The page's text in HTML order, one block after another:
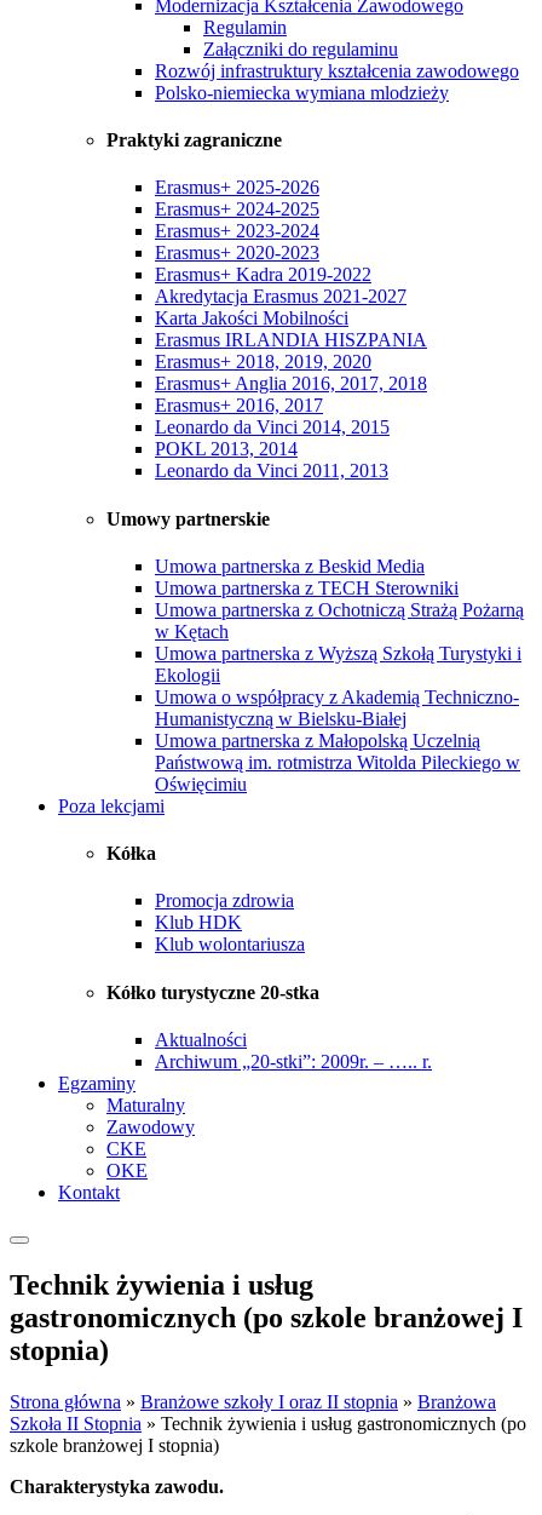
Modernizacja Kształcenia Zawodowego
Regulamin
Załączniki do regulaminu
Rozwój infrastruktury kształcenia zawodowego
Polsko-niemiecka wymiana mlodzieży
Praktyki zagraniczne
Erasmus+ 2025-2026
Erasmus+ 2024-2025
Erasmus+ 2023-2024
Erasmus+ 2020-2023
Erasmus+ Kadra 2019-2022
Akredytacja Erasmus 2021-2027
Karta Jakości Mobilności
Erasmus IRLANDIA HISZPANIA
Erasmus+ 2018, 2019, 2020
Erasmus+ Anglia 2016, 2017, 2018
Erasmus+ 2016, 2017
Leonardo da Vinci 2014, 2015
POKL 2013, 2014
Leonardo da Vinci 2011, 2013
Umowy partnerskie
Umowa partnerska z Beskid Media
Umowa partnerska z TECH Sterowniki
Umowa partnerska z Ochotniczą Strażą Pożarną
w Kętach
Umowa partnerska z Wyższą Szkołą Turystyki i
Ekologii
Umowa o współpracy z Akademią Techniczno-
Humanistyczną w Bielsku-Białej
Umowa partnerska z Małopolską Uczelnią
Państwową im. rotmistrza Witolda Pileckiego w
Oświęcimiu
Poza lekcjami
Kółka
Promocja zdrowia
Klub HDK
Klub wolontariusza
Kółko turystyczne 20-stka
Aktualności
Archiwum „20-stki”: 2009r. – ….. r.
Egzaminy
Maturalny
Zawodowy
CKE
OKE
Kontakt
Technik żywienia i usług
gastronomicznych (po szkole branżowej I
stopnia)
Strona główna » Branżowe szkoły I oraz II stopnia » Branżowa
Szkoła II Stopnia » Technik żywienia i usług gastronomicznych (po
szkole branżowej I stopnia)
Charakterystyka zawodu.